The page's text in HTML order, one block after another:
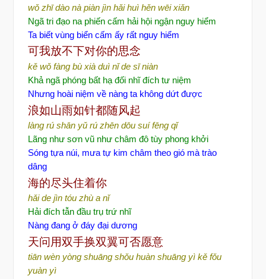
wǒ zhī dào nà piàn jìn hǎi huì hěn wēi xiǎn
Ngã tri đạo na phiến cấm hải hội ngận nguy hiểm
Ta biết vùng biển cấm ấy rất nguy hiểm
可我放不下对你的思念
kě wǒ fàng bù xià duì nǐ de sī niàn
Khả ngã phóng bất hạ đối nhĩ đích tư niệm
Nhưng hoài niệm về nàng ta không dứt được
浪如山雨如针都随风起
làng rú shān yǔ rú zhēn dōu suí fēng qǐ
Lãng như sơn vũ như châm đô tùy phong khởi
Sóng tựa núi, mưa tự kim châm theo gió mà trào
dâng
海的尽头住着你
hǎi de jìn tóu zhù a nǐ
Hải đích tẫn đầu trụ trứ nhĩ
Nàng đang ở đáy đại dương
天问用双手换双翼可否愿意
tiān wèn yòng shuāng shǒu huàn shuāng yì kě fǒu
yuàn yì